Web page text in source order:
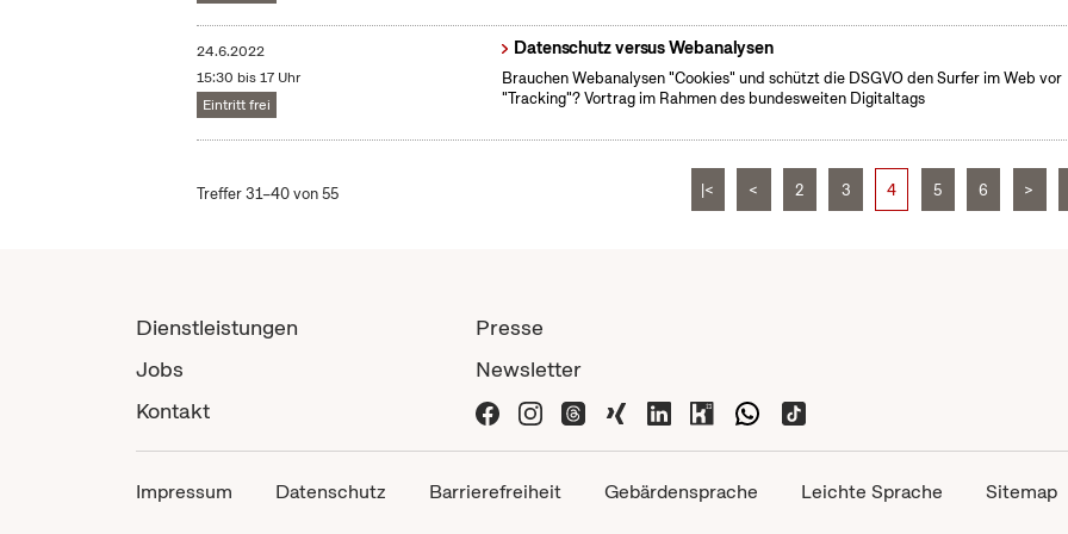
24.6.2022
15:30 bis 17 Uhr
Eintritt frei
Datenschutz versus Webanalysen
Brauchen Webanalysen "Cookies" und schützt die DSGVO den Surfer im Web vor
"Tracking"? Vortrag im Rahmen des bundesweiten Digitaltags
Treffer 31–40 von 55 |< < 2 3 4 5 6 >
Dienstleistungen
Jobs
Kontakt
Presse
Newsletter
Impressum Datenschutz Barrierefreiheit Gebärdensprache Leichte Sprache Sitemap